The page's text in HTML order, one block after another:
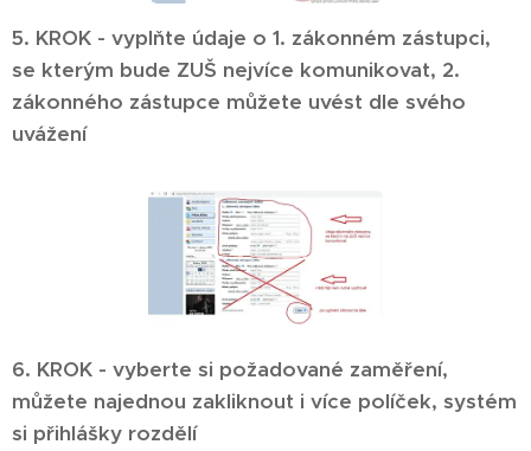
5. KROK - vyplňte údaje o 1. zákonném zástupci,
se kterým bude ZUŠ nejvíce komunikovat, 2.
zákonného zástupce můžete uvést dle svého
uvážení
6. KROK - vyberte si požadované zaměření,
můžete najednou zakliknout i více políček, systém
si přihlášky rozdělí